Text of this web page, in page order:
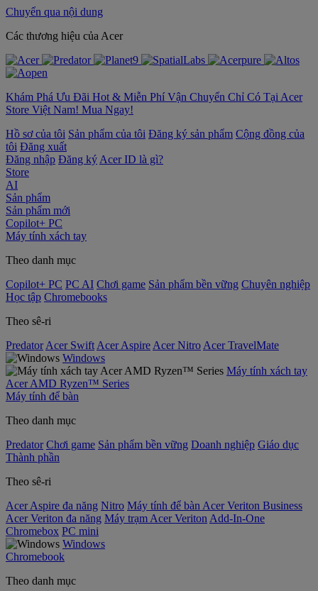
Chuyển qua nội dung
‌Các thương hiệu của Acer
Khám Phá Ưu Đãi Hot & Miễn Phí Vận Chuyển Chỉ Có Tại Acer
Store Việt Nam! Mua Ngay!
Hồ sơ của tôi Sản phẩm của tôi Đăng ký sản phẩm Cộng đồng của
tôi Đăng xuất
Đăng nhập Đăng ký Acer ID là gì?
Store
AI
Sản phẩm
Sản phẩm mới
Copilot+ PC
Máy tính xách tay
Theo danh mục
Copilot+ PC PC AI Chơi game Sản phẩm bền vững Chuyên nghiệp
Học tập Chromebooks
Theo sê-ri
Predator Acer Swift Acer Aspire Acer Nitro Acer TravelMate
Windows
Máy tính xách tay
Acer AMD Ryzen™ Series
Máy tính để bàn
Theo danh mục
Predator Chơi game Sản phẩm bền vững Doanh nghiệp Giáo dục
Thành phần
Theo sê-ri
Acer Aspire đa năng Nitro Máy tính để bàn Acer Veriton Business
Acer Veriton đa năng Máy trạm Acer Veriton Add-In-One
Chromebox PC mini
Windows
Chromebook
Theo danh mục